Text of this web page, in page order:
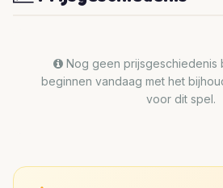
Nog geen prijsgeschiedenis
beginnen vandaag met het
voor dit spel.